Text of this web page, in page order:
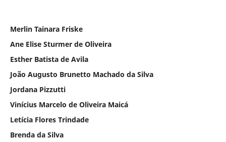
Merlin Tainara Friske
Ane Elise Sturmer de Oliveira
Esther Batista de Avila
João Augusto Brunetto Machado da Silva
Jordana Pizzutti
Vinícius Marcelo de Oliveira Maicá
Letícia Flores Trindade
Brenda da Silva